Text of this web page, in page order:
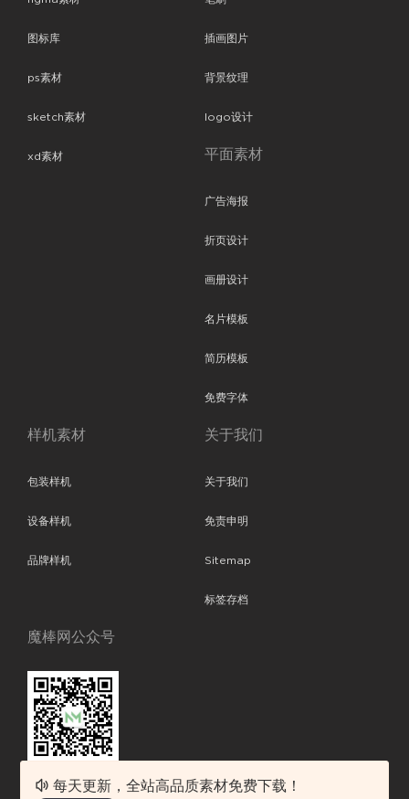
图标库
ps素材
sketch素材
xd素材
插画图片
背景纹理
logo设计
平面素材
广告海报
折页设计
画册设计
名片模板
简历模板
免费字体
样机素材
包装样机
设备样机
品牌样机
关于我们
关于我们
免责申明
Sitemap
标签存档
魔棒网公众号
每天更新，全站高品质素材免费下载！